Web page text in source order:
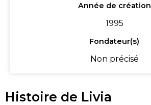
Année de création
1995
Fondateur(s)
Non précisé
Histoire de Livia